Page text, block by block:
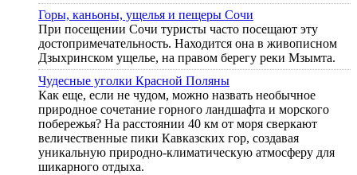
Горы, каньоны, ущелья и пещеры Сочи
При посещении Сочи туристы часто посещают эту
достопримечательность. Находится она в живописном
Дзыхринском ущелье, на правом берегу реки Мзымта.
Чудесные уголки Красной Поляны
Как еще, если не чудом, можно назвать необычное
природное сочетание горного ландшафта и морского
побережья? На расстоянии 40 км от моря сверкают
величественные пики Кавказских гор, создавая
уникальную природно-климатическую атмосферу для
шикарного отдыха.